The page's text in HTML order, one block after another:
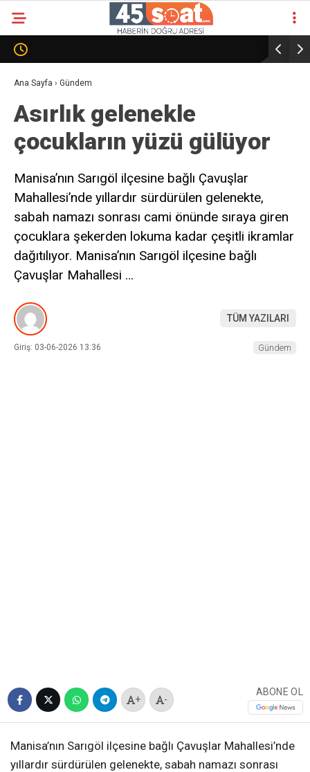
Ana Sayfa › Gündem
Asırlık gelenekle
çocukların yüzü gülüyor
Manisa’nın Sarıgöl ilçesine bağlı Çavuşlar
Mahallesi’nde yıllardır sürdürülen gelenekte,
sabah namazı sonrası cami önünde sıraya giren
çocuklara şekerden lokuma kadar çeşitli ikramlar
dağıtılıyor. Manisa’nın Sarıgöl ilçesine bağlı
Çavuşlar Mahallesi …
TÜM YAZILARI
Giriş: 03-06-2026 13:36 Gündem
+ -
ABONE OL
Manisa’nın Sarıgöl ilçesine bağlı Çavuşlar Mahallesi’nde
yıllardır sürdürülen gelenekte, sabah namazı sonrası